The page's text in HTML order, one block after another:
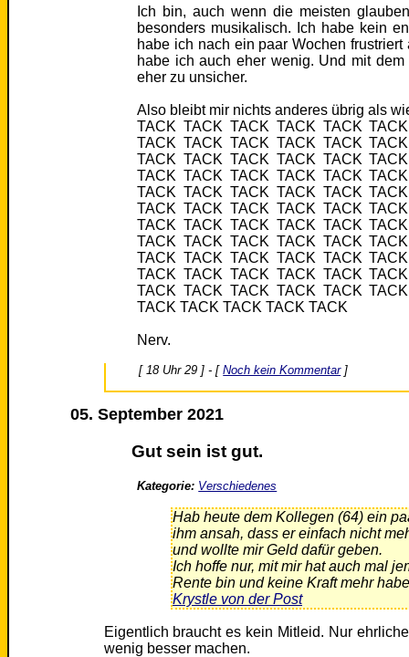
Ich bin, auch wenn die meisten
besonders musikalisch. Ich habe kein
habe ich nach ein paar Wochen
habe ich auch eher wenig. Und mit
eher zu unsicher.
Also bleibt mir nichts anderes übrig als
TACK TACK TACK TACK TACK
TACK TACK TACK TACK TACK
TACK TACK TACK TACK TACK
TACK TACK TACK TACK TACK
TACK TACK TACK TACK TACK
TACK TACK TACK TACK TACK
TACK TACK TACK TACK TACK
TACK TACK TACK TACK TACK
TACK TACK TACK TACK TACK
TACK TACK TACK TACK TACK
TACK TACK TACK TACK TACK
TACK TACK TACK TACK TACK
Nerv.
[ 18 Uhr 29 ] - [Noch kein Kommentar]
05. September 2021
Gut sein ist gut.
Kategorie: Verschiedenes
Hab heute dem Kollegen (64) ein
ihm ansah, dass er einfach nicht
und wollte mir Geld dafür geben.
Ich hoffe nur, mit mir hat auch mal
Rente bin und keine Kraft mehr
Krystle von der Post
Eigentlich braucht es kein Mitleid. Nur
wenig besser machen.